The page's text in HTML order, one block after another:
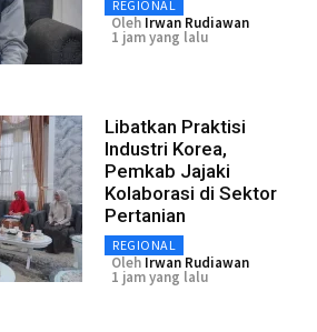
REGIONAL
Oleh Irwan Rudiawan
1 jam yang lalu
Libatkan Praktisi
Industri Korea,
Pemkab Jajaki
Kolaborasi di Sektor
Pertanian
REGIONAL
Oleh Irwan Rudiawan
1 jam yang lalu